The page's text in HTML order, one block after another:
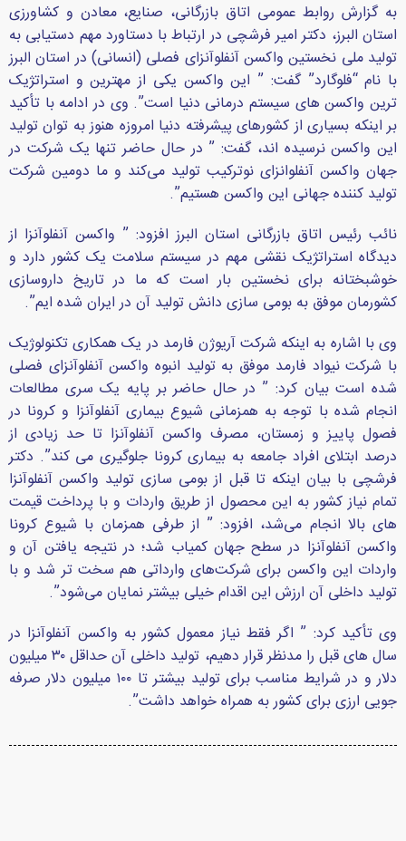
به گزارش روابط عمومی اتاق بازرگانی، صنایع، معادن و کشاورزی
استان البرز، دکتر امیر فرشچی در ارتباط با دستاورد مهم دستیابی به
تولید ملی نخستین واکسن آنفلوآنزای فصلی (انسانی) در استان البرز
با نام “فلوگارد” گفت: ” این واکسن یکی از مهترین و استراتژیک
ترین واکسن های سیستم درمانی دنیا است”. وی در ادامه با تأکید
بر اینکه بسیاری از کشورهای پیشرفته دنیا امروزه هنوز به توان تولید
این واکسن نرسیده اند، گفت: ” در حال حاضر تنها یک شرکت در
جهان واکسن آنفلوانزای نوترکیب تولید می‌کند و ما دومین شرکت
تولید کننده جهانی این واکسن هستیم”.
نائب رئیس اتاق بازرگانی استان البرز افزود: ” واکسن آنفلوآنزا از
دیدگاه استراتژیک نقشی مهم در سیستم سلامت یک کشور دارد و
خوشبختانه برای نخستین بار است که ما در تاریخ داروسازی
کشورمان موفق به بومی سازی دانش تولید آن در ایران شده ایم”.
وی با اشاره به اینکه شرکت آریوژن فارمد در یک همکاری تکنولوژیک
با شرکت نیواد فارمد موفق به تولید انبوه واکسن آنفلوآنزای فصلی
شده است بیان کرد: ” در حال حاضر بر پایه یک سری مطالعات
انجام شده با توجه به همزمانی شیوع بیماری آنفلوآنزا و کرونا در
فصول پاییز و زمستان، مصرف واکسن آنفلوآنزا تا حد زیادی از
درصد ابتلای افراد جامعه به بیماری کرونا جلوگیری می کند”. دکتر
فرشچی با بیان اینکه تا قبل از بومی سازی تولید واکسن آنفلوآنزا
تمام نیاز کشور به این محصول از طریق واردات و با پرداخت قیمت
های بالا انجام می‌شد، افزود: ” از طرفی همزمان با شیوع کرونا
واکسن آنفلوآنزا در سطح جهان کمیاب شد؛ در نتیجه یافتن آن و
واردات این واکسن برای شرکت‌های وارداتی هم سخت تر شد و با
تولید داخلی آن ارزش این اقدام خیلی بیشتر نمایان می‌شود”.
وی تأکید کرد: ” اگر فقط نیاز معمول کشور به واکسن آنفلوآنزا در
سال های قبل را مدنظر قرار دهیم، تولید داخلی آن حداقل ۳۰ میلیون
دلار و در شرایط مناسب برای تولید بیشتر تا ۱۰۰ میلیون دلار صرفه
جویی ارزی برای کشور به همراه خواهد داشت”.